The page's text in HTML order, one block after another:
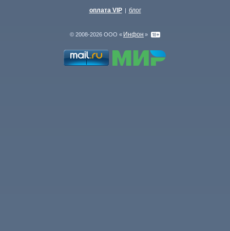
оплата VIP | блог
© 2008-2026 ООО « Инфон »